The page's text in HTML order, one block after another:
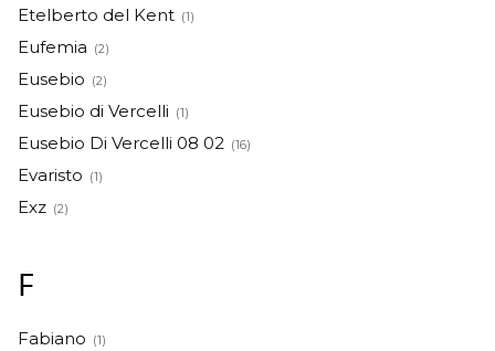
Etelberto del Kent (1)
Eufemia (2)
Eusebio (2)
Eusebio di Vercelli (1)
Eusebio Di Vercelli 08 02 (16)
Evaristo (1)
Exz (2)
F
Fabiano (1)